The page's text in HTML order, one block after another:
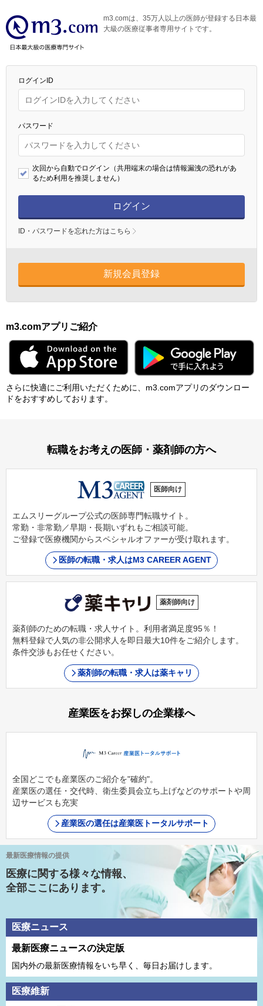
m3.comは、35万人以上の医師が登録する日本最
大級の医療従事者専用サイトです。
ログインID
パスワード
次回から自動でログイン（共用端末の場合は情報漏洩の恐れがあ
るため利用を推奨しません）
ログイン
ID・パスワードを忘れた方はこちら
新規会員登録
m3.comアプリご紹介
さらに快適にご利⽤いただくために、m3.comアプリのダウンロー
ドをおすすめしております。
転職をお考えの医師・薬剤師の方へ
医師向け
エムスリーグループ公式の医師専門転職サイト。
常勤・非常勤／早期・長期いずれもご相談可能。
ご登録で医療機関からスペシャルオファーが受け取れます。
医師の転職・求人はM3 CAREER AGENT
薬剤師向け
薬剤師のための転職・求人サイト。利用者満足度95％！
無料登録で人気の非公開求人を即日最大10件をご紹介します。
条件交渉もお任せください。
薬剤師の転職・求人は薬キャリ
産業医をお探しの企業様へ
全国どこでも産業医のご紹介を"確約"。
産業医の選任・交代時、衛生委員会立ち上げなどのサポートや周
辺サービスも充実
産業医の選任は産業医トータルサポート
最新医療情報の提供
医療に関する様々な情報、
全部ここにあります。
医療ニュース
最新医療ニュースの決定版
国内外の最新医療情報をいち早く、毎日お届けします。
医療維新